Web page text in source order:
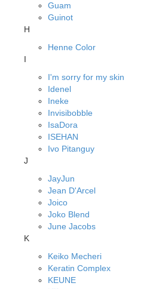
Guam
Guinot
H
Henne Color
I
I'm sorry for my skin
Idenel
Ineke
Invisibobble
IsaDora
ISEHAN
Ivo Pitanguy
J
JayJun
Jean D'Arcel
Joico
Joko Blend
June Jacobs
K
Keiko Mecheri
Keratin Complex
KEUNE